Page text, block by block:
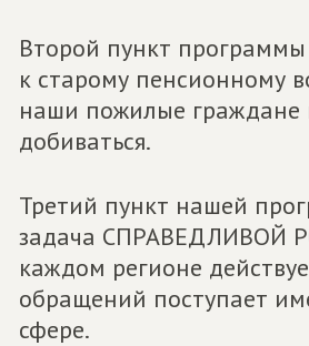
Второй пункт
к старому пенсионному
наши пожилые граждане
добиваться.
Третий пункт нашей
задача СПРАВЕДЛИВОЙ
каждом регионе
обращений поступает
сфере.